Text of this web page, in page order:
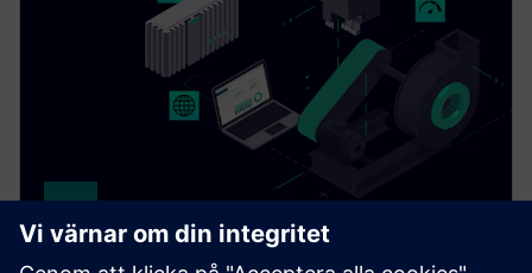
Drivetrain Analyzer Edge​